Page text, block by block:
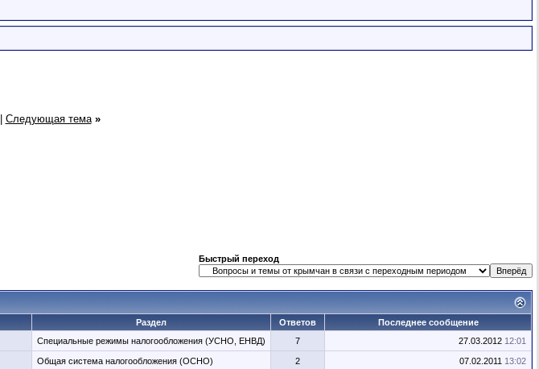
Следующая тема »
Быстрый переход
Раздел Ответов
Последнее сообщение
Специальные режимы налогообложения (УСНО, ЕНВД) 7 27.03.2012 12:01
Общая система налогообложения (ОСНО) 2 07.02.2011 13:02